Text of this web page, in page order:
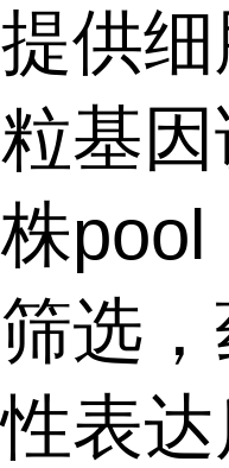
提供
粒基
株pool
筛选
性表